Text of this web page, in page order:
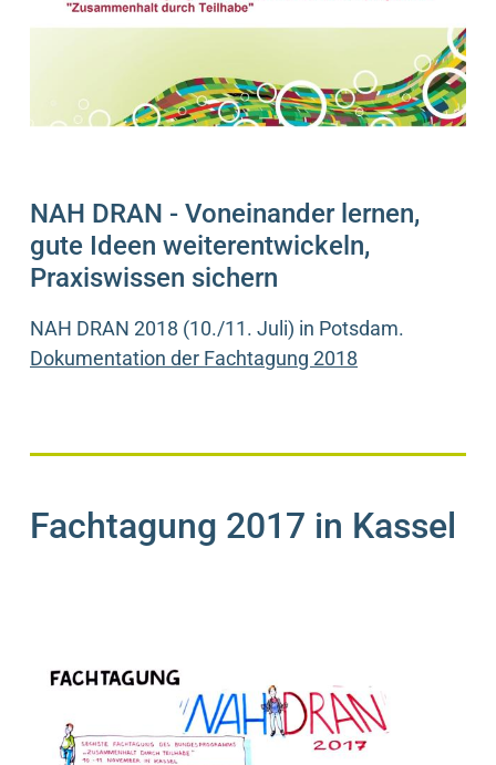
NAH DRAN - Voneinander lernen,
gute Ideen weiterentwickeln,
Praxiswissen sichern
NAH DRAN 2018 (10./11. Juli) in Potsdam.
Dokumentation der Fachtagung 2018
Fachtagung 2017 in Kassel